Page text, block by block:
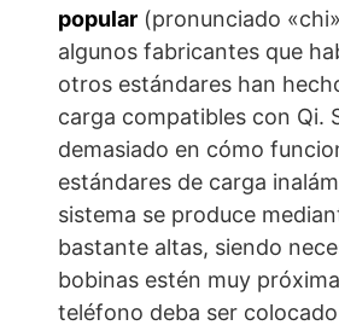
popular (pronunciado
algunos fabricantes que
otros estándares han
carga compatibles con Qi.
demasiado en cómo
estándares de carga
sistema se produce
bastante altas, siendo
bobinas estén muy
teléfono deba ser